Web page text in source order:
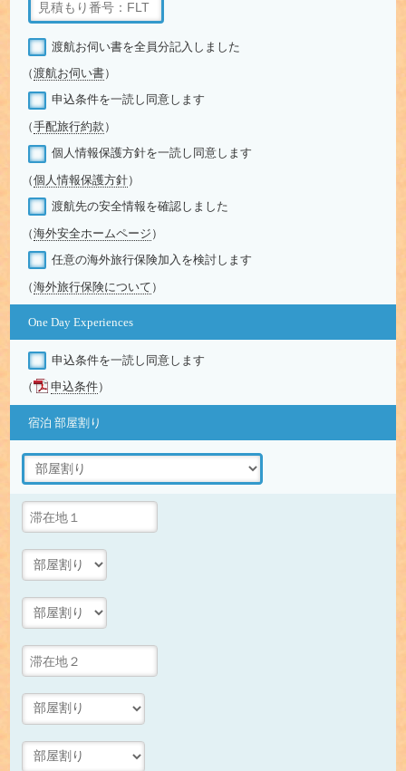
渡航お伺い書を全員分記入しました
（渡航お伺い書）
申込条件を一読し同意します
（手配旅行約款 ）
個人情報保護方針を一読し同意します
（個人情報保護方針）
渡航先の安全情報を確認しました
（海外安全ホームページ ）
任意の海外旅行保険加入を検討します
（海外旅行保険について ）
One Day Experiences
申込条件を一読し同意します
（
申込条件）
宿泊 部屋割り